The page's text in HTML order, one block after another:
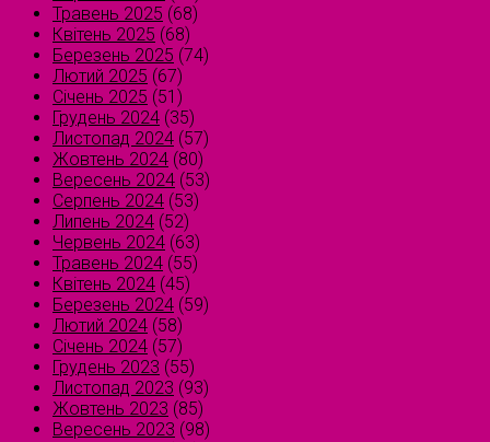
Травень 2025 (68)
Квітень 2025 (68)
Березень 2025 (74)
Лютий 2025 (67)
Січень 2025 (51)
Грудень 2024 (35)
Листопад 2024 (57)
Жовтень 2024 (80)
Вересень 2024 (53)
Серпень 2024 (53)
Липень 2024 (52)
Червень 2024 (63)
Травень 2024 (55)
Квітень 2024 (45)
Березень 2024 (59)
Лютий 2024 (58)
Січень 2024 (57)
Грудень 2023 (55)
Листопад 2023 (93)
Жовтень 2023 (85)
Вересень 2023 (98)